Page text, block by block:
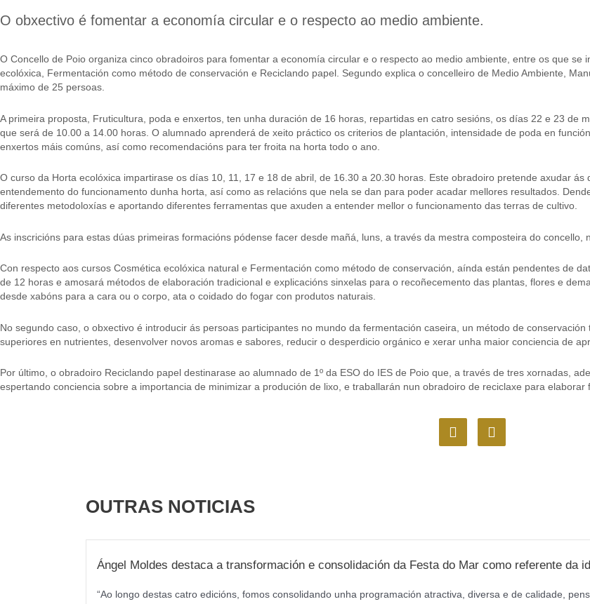
O obxectivo é fomentar a economía circular e o respecto ao medio ambiente.
O Concello de Poio organiza cinco obradoiros para fomentar a economía circular e o respecto ao medio ambiente, entre os que
ecolóxica, Fermentación como método de conservación e Reciclando papel. Segundo explica o concelleiro de Medio Ambiente,
máximo de 25 persoas.
A primeira proposta, Fruticultura, poda e enxertos, ten unha duración de 16 horas, repartidas en catro sesións, os días 22 e 23 de
que será de 10.00 a 14.00 horas. O alumnado aprenderá de xeito práctico os criterios de plantación, intensidade de poda en
enxertos máis comúns, así como recomendacións para ter froita na horta todo o ano.
O curso da Horta ecolóxica impartirase os días 10, 11, 17 e 18 de abril, de 16.30 a 20.30 horas. Este obradoiro pretende axudar
entendemento do funcionamento dunha horta, así como as relacións que nela se dan para poder acadar mellores resultados.
diferentes metodoloxías e aportando diferentes ferramentas que axuden a entender mellor o funcionamento das terras de cultivo.
As inscricións para estas dúas primeiras formacións pódense facer desde mañá, luns, a través da mestra composteira do concello,
Con respecto aos cursos Cosmética ecolóxica natural e Fermentación como método de conservación, aínda están pendentes de
de 12 horas e amosará métodos de elaboración tradicional e explicacións sinxelas para o recoñecemento das plantas, flores e
desde xabóns para a cara ou o corpo, ata o coidado do fogar con produtos naturais.
No segundo caso, o obxectivo é introducir ás persoas participantes no mundo da fermentación caseira, un método de
superiores en nutrientes, desenvolver novos aromas e sabores, reducir o desperdicio orgánico e xerar unha maior conciencia de
Por último, o obradoiro Reciclando papel destinarase ao alumnado de 1º da ESO do IES de Poio que, a través de tres xornadas,
espertando conciencia sobre a importancia de minimizar a produción de lixo, e traballarán nun obradoiro de reciclaxe para
F
a
I
n
m
OUTRAS NOTICIAS
Ángel Moldes destaca a transformación e consolidación da Festa do Mar como referente da
“Ao longo destas catro edicións, fomos consolidando unha programación atractiva, diversa e de calidade,